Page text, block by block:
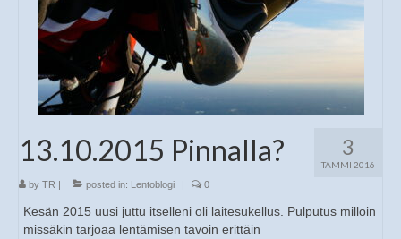
3
TAMMI 2016
13.10.2015 Pinnalla?
by TR | posted in: Lentoblogi | 0
Kesän 2015 uusi juttu itselleni oli laitesukellus. Pulputus milloin
missäkin tarjoaa lentämisen tavoin erittäin